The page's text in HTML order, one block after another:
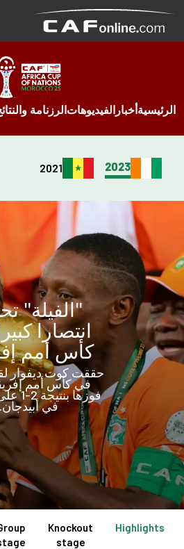
الرئيسيةأخبارالفيديوهاتالرزنامة
2023
2021
"الفيلة"
انتصارا
كأس أمم
حققت كوت ديفوار
في كأس أمم
فوزها
في
Highlights
Knockout
stage